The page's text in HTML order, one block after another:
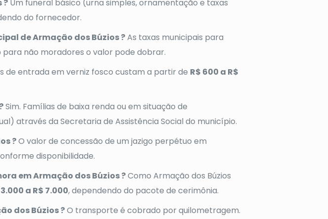
? Um funeral básico (urna simples, ornamentação e taxas
do fornecedor.
de Armação dos Búzios ?As taxas municipais para
para não moradores o valor pode dobrar.
de entrada em verniz fosco custam a partir de R$ 600 a R$
Sim. Famílias de baixa renda ou em situação de
através da Secretaria de Assistência Social do município.
?O valor de concessão de um jazigo perpétuo em
disponibilidade.
em Armação dos Búzios ?Como Armação dos Búzios
a R$ 7.000, dependendo do pacote de cerimônia.
dos Búzios ?O transporte é cobrado por quilometragem.